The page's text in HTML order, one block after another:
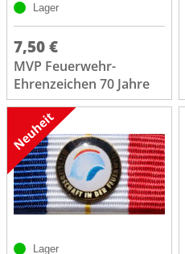
Lager
7,50 €
MVP Feuerwehr-
Ehrenzeichen 70 Jahre
Lager